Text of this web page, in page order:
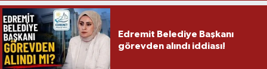
Edremit Belediye Başkanı
görevden alındı iddiası!